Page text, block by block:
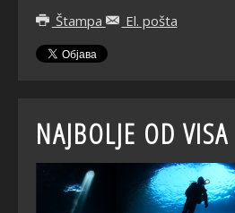
Štampa
El. pošta
NAJBOLJE OD VISA